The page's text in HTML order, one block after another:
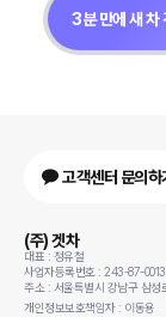
3분 만에 새 차
고객센터 문의하
(주) 겟차
대표 : 정유철
사업자등록번호 : 243-87-
주소 : 서울특별시 강남구 삼성
개인정보보호책임자 : 이동용